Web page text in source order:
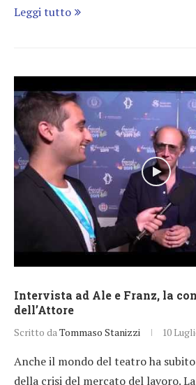
Leggi tutto
Intervista ad Ale e Franz, la
dell’Attore
Scritto daTommaso Stanizzi 10
Anche il mondo del teatro ha
della crisi del mercato del lavoro.